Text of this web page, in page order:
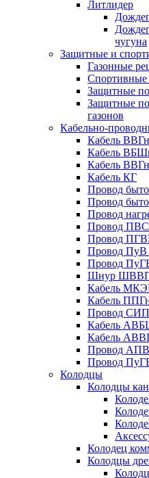
Литлидер
чугуна
Защитные и
Газонные
Спортивные
Защитные
Защитные
газонов
Кабельно-
Кабель
Кабель
Кабель
Кабель КГ
Провод
Провод
Провод
Провод ПВС
Провод
Провод
Провод
Шнур
Кабель
Кабель
Провод СИП
Кабель
Кабель
Провод АПВ
Провод
Колодцы
Колодцы
Колодец
Колодцы